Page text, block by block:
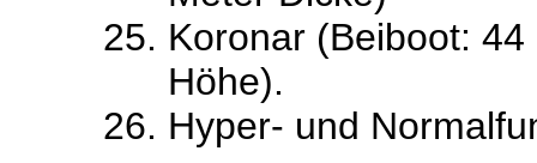
Koronar (Beiboot:
Höhe).
Hyper- und